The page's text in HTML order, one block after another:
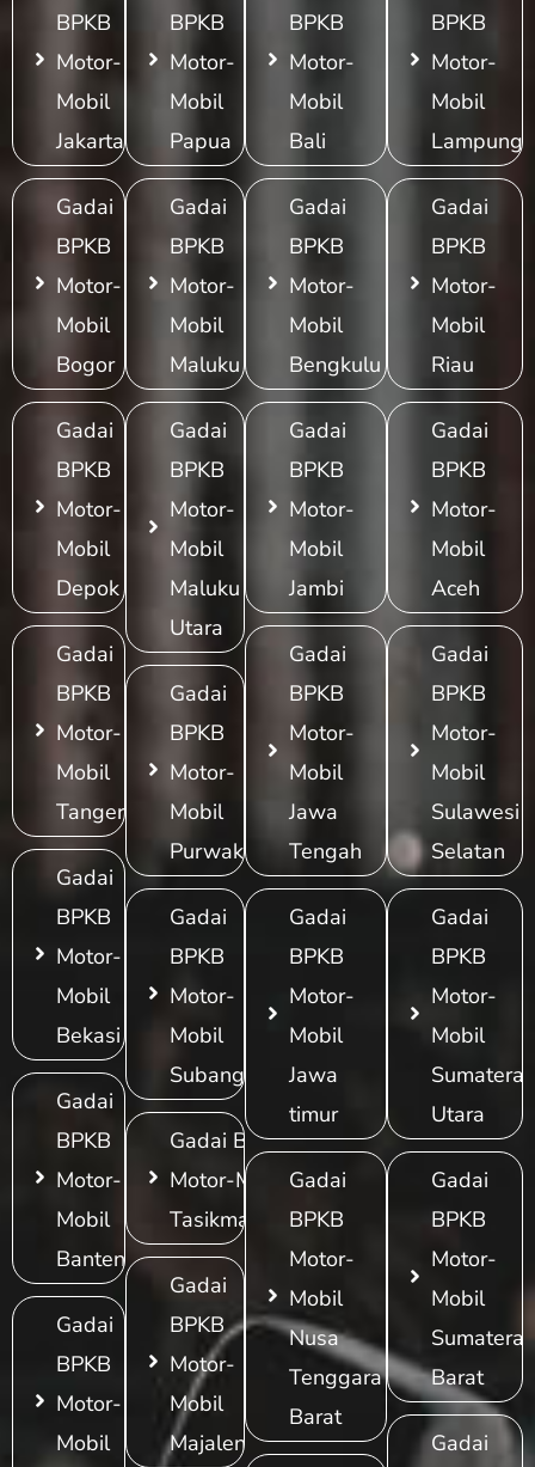
BPKB
Motor-
Mobil
Jakarta
Gadai
BPKB
Motor-
Mobil
Bogor
Gadai
BPKB
Motor-
Mobil
Depok
Gadai
BPKB
Motor-
Mobil
Tangerang
Gadai
BPKB
Motor-
Mobil
Bekasi
Gadai
BPKB
Motor-
Mobil
Banten
Gadai
BPKB
Motor-
Mobil
BPKB
Motor-
Mobil
Papua
Gadai
BPKB
Motor-
Mobil
Maluku
Gadai
BPKB
Motor-
Mobil
Maluku
Utara
Gadai
BPKB
Motor-
Mobil
Purwakarta
Gadai
BPKB
Motor-
Mobil
Subang
Gadai BPKB
Motor-Mobil
Tasikmalaya
Gadai
BPKB
Motor-
Mobil
Majalengka
BPKB
Motor-
Mobil
Bali
Gadai
BPKB
Motor-
Mobil
Bengkulu
Gadai
BPKB
Motor-
Mobil
Jambi
Gadai
BPKB
Motor-
Mobil
Jawa
Tengah
Gadai
BPKB
Motor-
Mobil
Jawa
timur
Gadai
BPKB
Motor-
Mobil
Nusa
Tenggara
Barat
BPKB
Motor-
Mobil
Lampung
Gadai
BPKB
Motor-
Mobil
Riau
Gadai
BPKB
Motor-
Mobil
Aceh
Gadai
BPKB
Motor-
Mobil
Sulawesi
Selatan
Gadai
BPKB
Motor-
Mobil
Sumatera
Utara
Gadai
BPKB
Motor-
Mobil
Sumatera
Barat
Gadai